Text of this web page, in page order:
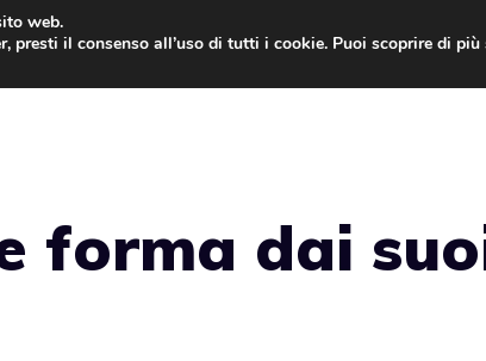
forma dai
web.
presti il consenso all’uso di tutti i cookie. Puoi scoprire di